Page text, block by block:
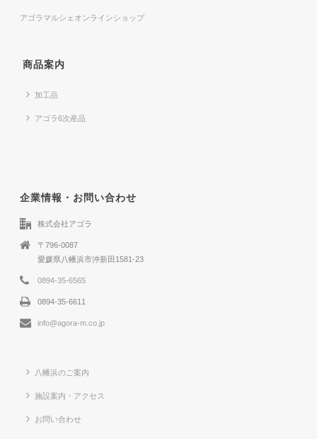
アゴラマルシェオンラインショップ
商品案内
加工品
アゴラ6次産品
企業情報・お問い合わせ
株式会社アゴラ
〒796-0087
愛媛県八幡浜市沖新田1581-23
0894-35-6565
0894-35-6611
info@agora-m.co.jp
八幡浜のご案内
施設案内・アクセス
お問い合わせ